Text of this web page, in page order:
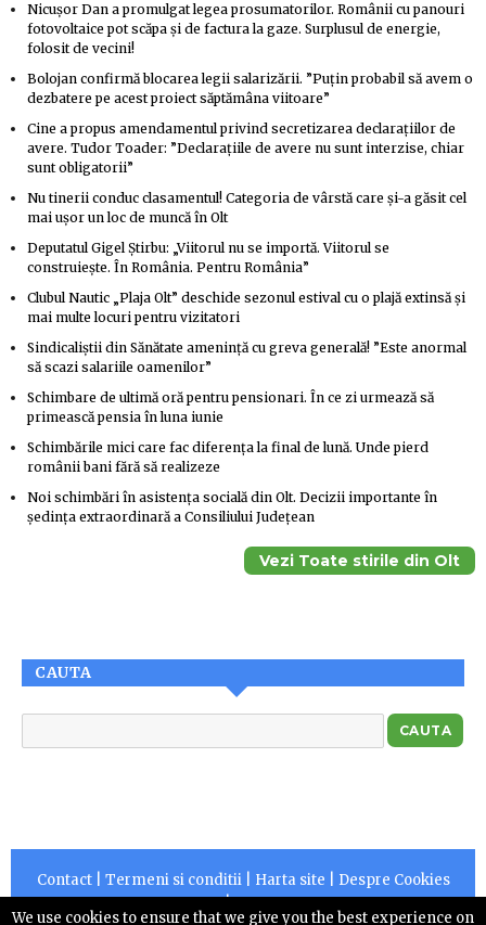
Nicuşor Dan a promulgat legea prosumatorilor. Românii cu panouri
fotovoltaice pot scăpa şi de factura la gaze. Surplusul de energie,
folosit de vecini!
Bolojan confirmă blocarea legii salarizării. ”Puțin probabil să avem o
dezbatere pe acest proiect săptămâna viitoare”
Cine a propus amendamentul privind secretizarea declarațiilor de
avere. Tudor Toader: ”Declarațiile de avere nu sunt interzise, chiar
sunt obligatorii”
Nu tinerii conduc clasamentul! Categoria de vârstă care și-a găsit cel
mai ușor un loc de muncă în Olt
Deputatul Gigel Știrbu: „Viitorul nu se importă. Viitorul se
construiește. În România. Pentru România”
Clubul Nautic „Plaja Olt” deschide sezonul estival cu o plajă extinsă și
mai multe locuri pentru vizitatori
Sindicaliștii din Sănătate amenință cu greva generală! ”Este anormal
să scazi salariile oamenilor”
Schimbare de ultimă oră pentru pensionari. În ce zi urmează să
primească pensia în luna iunie
Schimbările mici care fac diferența la final de lună. Unde pierd
românii bani fără să realizeze
Noi schimbări în asistența socială din Olt. Decizii importante în
ședința extraordinară a Consiliului Județean
Vezi Toate stirile din Olt
CAUTA
Contact| Termeni si conditii| Harta site
Despre Cookies
|RSS
We use cookies to ensure that we give you the best experience on